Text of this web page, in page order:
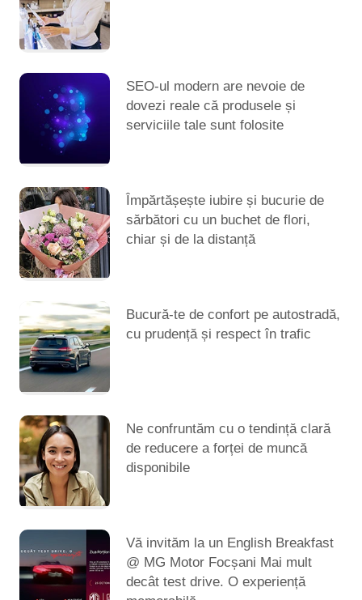
SEO-ul modern are nevoie de
dovezi reale că produsele și
serviciile tale sunt folosite
Împărtășește iubire și bucurie de
sărbători cu un buchet de flori,
chiar și de la distanță
Bucură-te de confort pe autostradă,
cu prudență și respect în trafic
Ne confruntăm cu o tendință clară
de reducere a forței de muncă
disponibile
Vă invităm la un English Breakfast
@ MG Motor Focșani Mai mult
decât test drive. O experiență